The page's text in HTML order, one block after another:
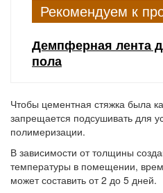
Рекомендуем к
Демпферная лента
пола
Чтобы цементная стяжка была
запрещается подсушивать для
полимеризации.
В зависимости от толщины
температуры в помещении,
может составить от 2 до 5 дней.